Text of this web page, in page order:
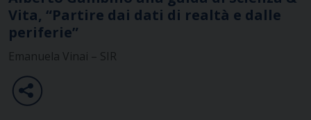
Vita, “Partire dai dati di realtà e dalle
periferie”
Emanuela Vinai – SIR